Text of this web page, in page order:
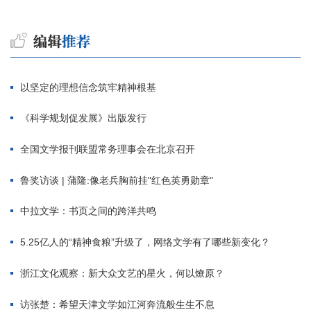
以坚定的理想信念筑牢精神根基
《科学规划促发展》出版发行
全国文学报刊联盟常务理事会在北京召开
鲁奖访谈 | 蒲隆:像老兵胸前挂"红色英勇勋章"
中拉文学：书页之间的跨洋共鸣
5.25亿人的“精神食粮”升级了，网络文学有了哪些新变化？
浙江文化观察：新大众文艺的星火，何以燎原？
访张楚：希望天津文学如江河奔流般生生不息